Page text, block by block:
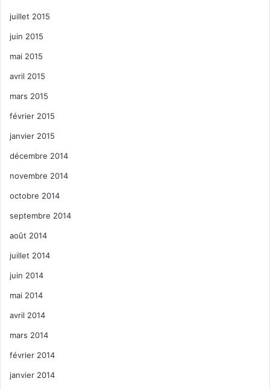
juillet 2015
juin 2015
mai 2015
avril 2015
mars 2015
février 2015
janvier 2015
décembre 2014
novembre 2014
octobre 2014
septembre 2014
août 2014
juillet 2014
juin 2014
mai 2014
avril 2014
mars 2014
février 2014
janvier 2014